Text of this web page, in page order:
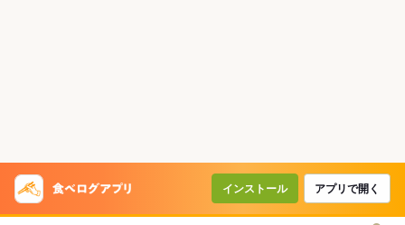
インストール アプリで開く